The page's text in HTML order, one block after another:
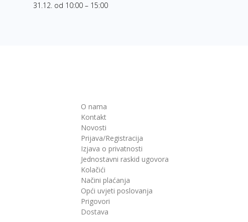
31.12. od 10:00 – 15:00
O nama
Kontakt
Novosti
Prijava/Registracija
Izjava o privatnosti
Jednostavni raskid ugovora
Kolačići
Načini plaćanja
Opći uvjeti poslovanja
Prigovori
Dostava